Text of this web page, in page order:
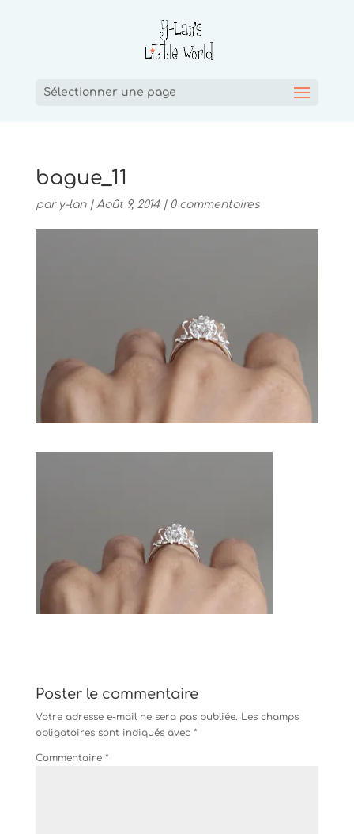
Sélectionner une page
bague_11
par y-lan| Août 9, 2014| 0 commentaires
Poster le commentaire
Votre adresse e-mail ne sera pas publiée. Les champs
obligatoires sont indiqués avec *
Commentaire *